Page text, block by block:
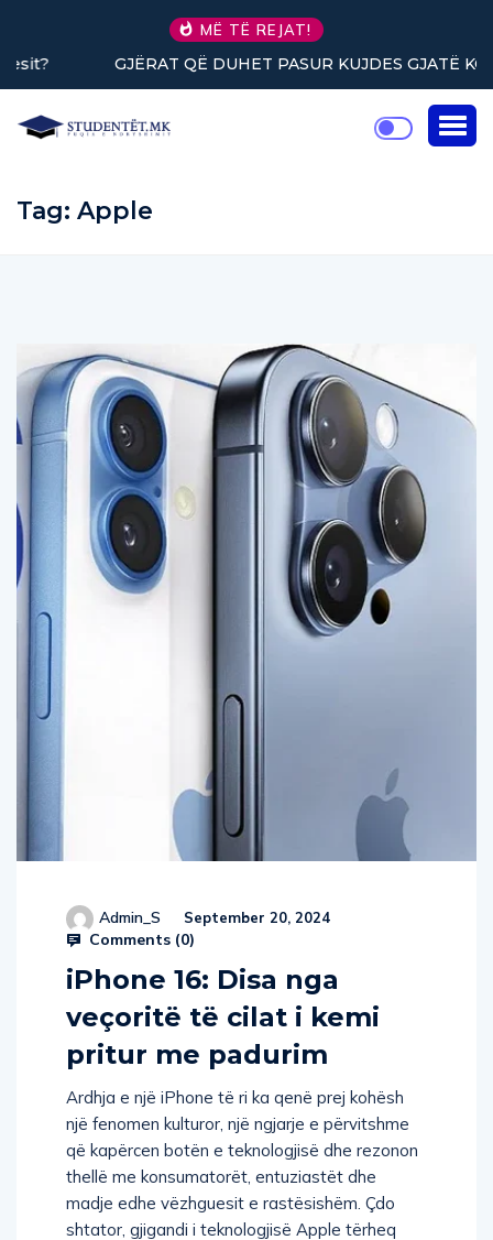
MË TË REJAT!
GJËRAT QË DUHET PASUR KUJDES GJATË KORIGJIMIT
TË GABIMIT (Pjesa e gjashtë)
Tag: Apple
Admin_S September 20, 2024
iPhone 16: Disa nga
veçoritë të cilat i kemi
pritur me padurim
Ardhja e një iPhone të ri ka qenë prej kohësh
një fenomen kulturor, një ngjarje e përvitshme
që kapërcen botën e teknologjisë dhe rezonon
thellë me konsumatorët, entuziastët dhe
madje edhe vëzhguesit e rastësishëm. Çdo